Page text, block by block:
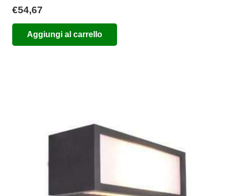
€54,67
Aggiungi al carrello